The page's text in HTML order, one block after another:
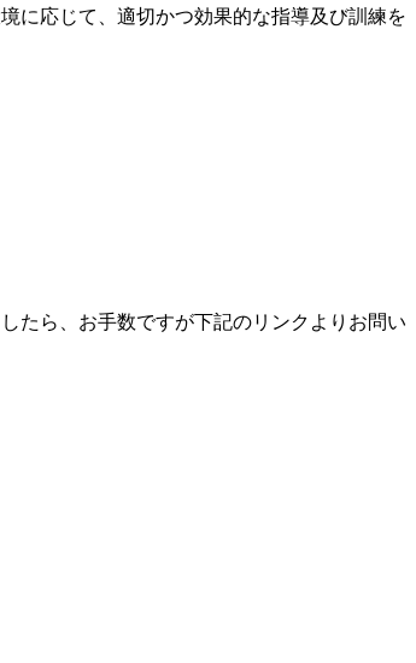
に応じて、適切かつ効果的な指導及び訓練を
たら、お手数ですが下記のリンクよりお問い